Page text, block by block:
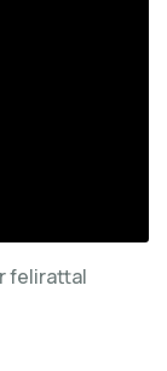
felirattal